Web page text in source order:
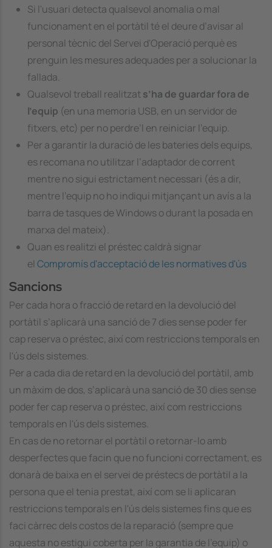
Si l'usuari detecta qualsevol anomalia o mal
funcionament en el portàtil té el deure d’avisar al
personal tècnic del Servei d'Operació perquè es
prenguin les mesures adequades per a solucionar la
fallada.
Qualsevol treball realitzats’ha de guardar fora de
l’equip (en una memoria USB, en un servidor de
fitxers, etc) per no perdre’l en reiniciar l’equip.
Per a garantir la duració de les bateries dels equips,
es recomana no utilitzar l’adaptador de corrent
mentre no sigui estrictament necessari (és a dir,
mentre l’equip no ho indiqui mitjançant un avís a la
barra de tasques de Windows o durant la posada en
marxa del mateix).
Quan es realitzi el préstec caldrà signar
el Compromís d'acceptació de les normatives d'ús
Sancions
Per cada hora o fracció de retard en la devolució del
portàtil s’aplicarà una sanció de 7 dies sense poder fer
cap reserva o préstec, així com restriccions temporals en
l'ús dels sistemes.
Per a cada dia de retard en la devolució del portàtil, amb
un màxim de dos, s’aplicarà una sanció de 30 dies sense
poder fer cap reserva o préstec, així com restriccions
temporals en l'ús dels sistemes.
En cas de no retornar el portàtil o retornar-lo amb
desperfectes que facin que no funcioni correctament, es
donarà de baixa en el servei de préstecs de portàtil a la
persona que el tenia prestat, així com se li aplicaran
restriccions temporals en l'ús dels sistemes fins que es
faci càrrec dels costos de la reparació (sempre que
aquesta no estigui coberta per la garantia de l’equip) o